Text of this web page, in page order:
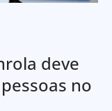
deve
no